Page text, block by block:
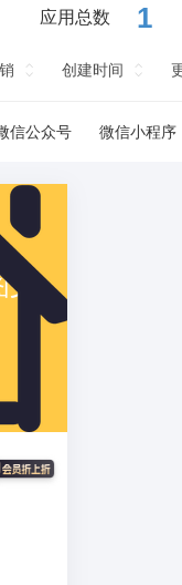
应用总数 1
创建时间
信公众号 微信小程序